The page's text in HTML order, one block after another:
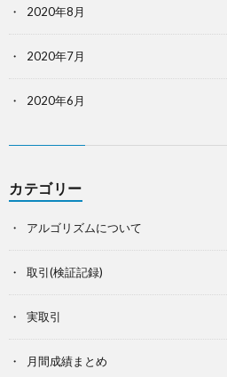
2020年8月
2020年7月
2020年6月
カテゴリー
アルゴリズムについて
取引(検証記録)
実取引
月間成績まとめ